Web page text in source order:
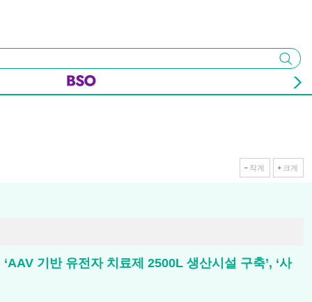
검색
작게 크게
기반 유전자 치료제 2500L 생산시설 구축’, ‘사